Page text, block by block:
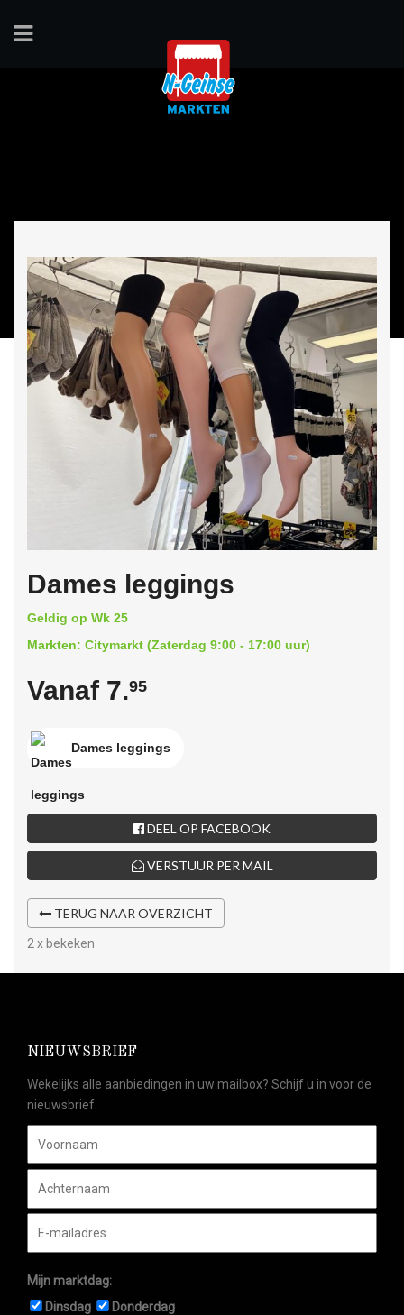
Dames leggings
Geldig op Wk 25
Markten: Citymarkt (Zaterdag 9:00 - 17:00 uur)
Vanaf 7.95
Dames leggings
DEEL OP FACEBOOK
VERSTUUR PER MAIL
TERUG NAAR OVERZICHT
2 x bekeken
NIEUWSBRIEF
Wekelijks alle aanbiedingen in uw mailbox? Schijf u in voor de
nieuwsbrief.
Mijn marktdag:
Dinsdag
Donderdag